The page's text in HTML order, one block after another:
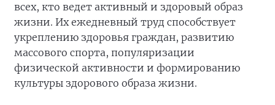
всех, кто ведет активный и здоровый образ
жизни. Их ежедневный труд способствует
укреплению здоровья граждан, развитию
массового спорта, популяризации
физической активности и формированию
культуры здорового образа жизни.